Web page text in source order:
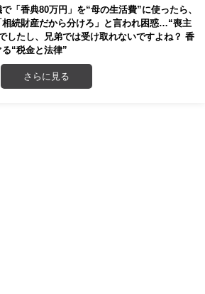
「香典80万円」を“母の生活費”に使ったら、
相続財産だから分けろ」と言われ困惑…“喪主
したし、兄弟では受け取れないですよね？ 香
“税金と法律”
さらに見る